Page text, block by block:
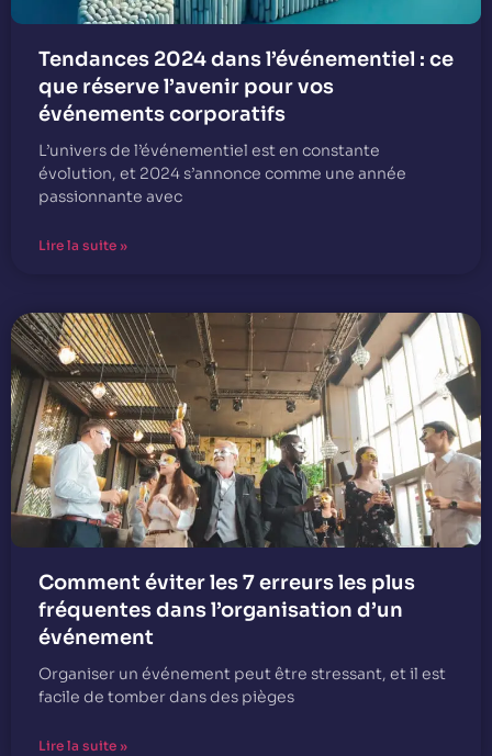
Tendances 2024 dans l’événementiel : ce
que réserve l’avenir pour vos
événements corporatifs
L’univers de l’événementiel est en constante
évolution, et 2024 s’annonce comme une année
passionnante avec
Lire la suite »
Comment éviter les 7 erreurs les plus
fréquentes dans l’organisation d’un
événement
Organiser un événement peut être stressant, et il est
facile de tomber dans des pièges
Lire la suite »